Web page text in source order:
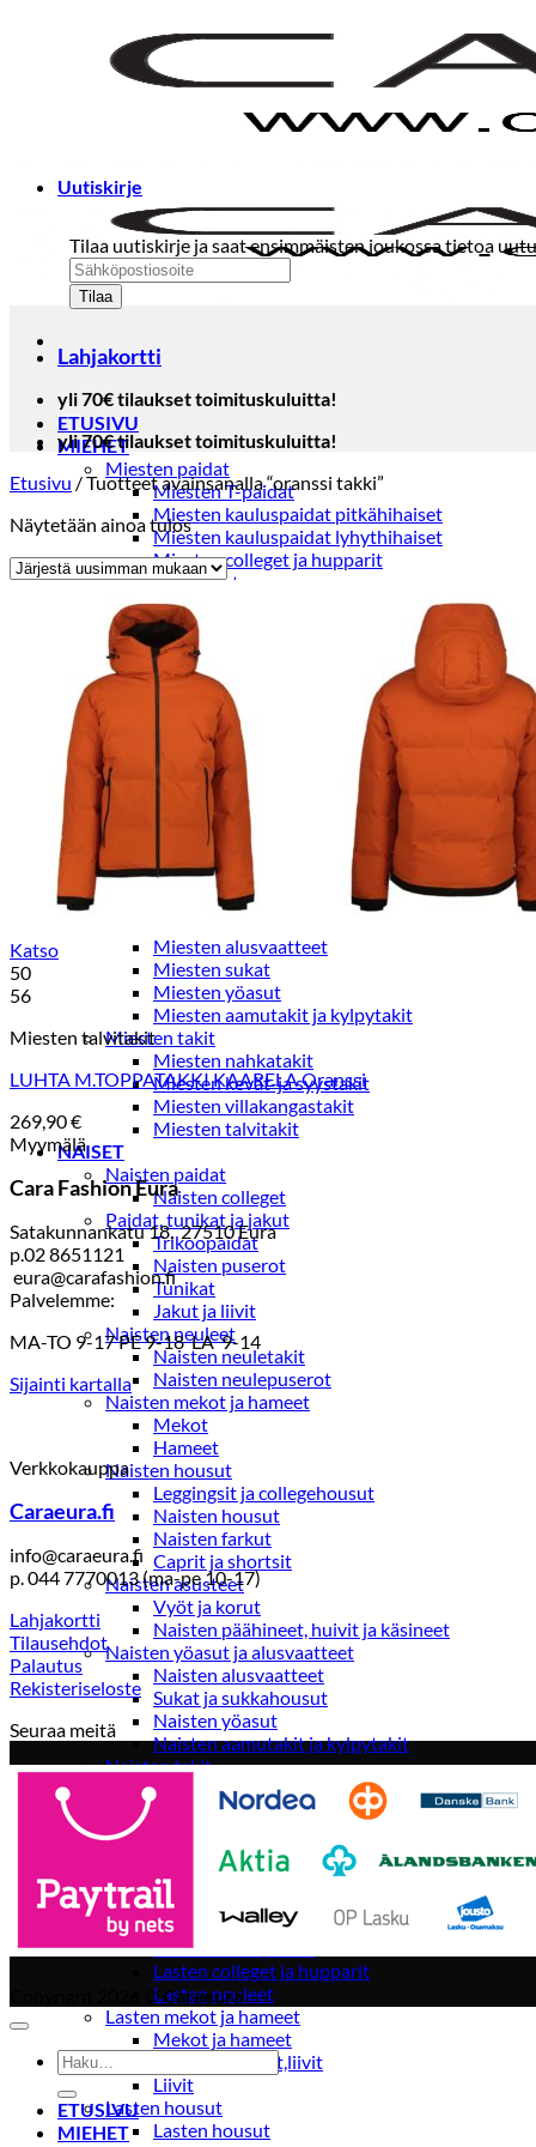
ETUSIVU
MIEHET
Miesten paidat
Miesten T-paidat
Miesten kauluspaidat pitkähihaiset
Miesten kauluspaidat lyhythihaiset
Miesten colleget ja hupparit
Miesten neuleet
Miesten neulepuserot
Miesten neuletakit
Puvut ja blazerit
Puvut
Puvuntakit ja blazerit
Miesten housut
Miesten housut
Miesten farkut
Miesten collegehousut
Miesten shortsit
Miesten asusteet
Vyöt ja olkaimet
Solmiot, rusetit ja taskuliinat
Miesten päähineet, huivit ja käsineet
Miesten alusvaatteet
Miesten sukat
Miesten yöasut
Miesten aamutakit ja kylpytakit
Miesten takit
Miesten nahkatakit
Miesten kevät-ja syystakit
Miesten villakangastakit
Miesten talvitakit
NAISET
Naisten paidat
Naisten colleget
Paidat, tunikat ja jakut
Trikoopaidat
Naisten puserot
Tunikat
Jakut ja liivit
Naisten neuleet
Naisten neuletakit
Naisten neulepuserot
Naisten mekot ja hameet
Mekot
Hameet
Naisten housut
Leggingsit ja collegehousut
Naisten housut
Naisten farkut
Caprit ja shortsit
Naisten asusteet
Vyöt ja korut
Naisten päähineet, huivit ja käsineet
Naisten yöasut ja alusvaatteet
Naisten alusvaatteet
Sukat ja sukkahousut
Naisten yöasut
Naisten aamutakit ja kylpytakit
Naisten takit
Naisten kevät-ja syystakit
Naisten nahkatakit
Lasten paidat
Lasten paidat
Lasten kauluspaidat
Lasten trikoopaidat
Lasten colleget ja hupparit
Lasten neuleet
Lasten mekot ja hameet
Mekot ja hameet
Lasten puvut,bleiserit,liivit
Liivit
Lasten housut
Lasten housut
Uutiskirje
Tilaa uutiskirje ja saat ensimmäisten joukossa tietoa
Lahjakortti
yli 70€ tilaukset toimituskuluitta!
yli 70€ tilaukset toimituskuluitta!
Etusivu /Tuotteet avainsanalla “oranssi takki”
Näytetään ainoa tulos
Katso
50
56
Miesten talvitakit
LUHTA M.TOPPATAKKI KAARELA Oranssi
269,90€
Myymälä
Cara Fashion Eura
Satakunnankatu 18, 27510 Eura
p.02 8651121
eura@carafashion.fi
Palvelemme:
MA-TO 9-17 PE 9-18 LA 9-14
Sijainti kartalla
Verkkokauppa
Caraeura.fi
info@caraeura.fi
p. 044 7770013 (ma-pe 10-17)
Lahjakortti
Tilausehdot
Palautus
Rekisteriseloste
Seuraa meitä
Copyright 2026 ©Caraeura
Etsi:
ETUSIVU
MIEHET